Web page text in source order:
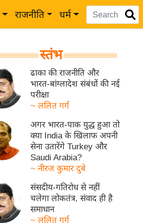
राजनीति धर्म
स्तंभ
ढाका की राजनीति और
भारत-बांग्लादेश संबंधों की नई
परीक्षा
~ ललित गर्ग
अगर भारत-पाक युद्ध हुआ तो
क्या India के खिलाफ अपनी
सेना उतारेंगे Turkey और
Saudi Arabia?
~ नीरज कुमार दुबे
संसदीय-गतिरोध से नहीं
चलेगा लोकतंत्र, संवाद ही है
समाधान
~ ललित गर्ग